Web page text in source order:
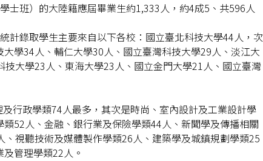
士班）的大陸籍應屆畢業生約1,333人，約4成5、共596人
計錄取學生主要來自以下各校：國立臺北科技大學44人，次
學34人、輔仁大學30人、國立臺灣科技大學29人、淡江大
大學23人、東海大學23人、國立金門大學21人、國立臺灣
行政學類74人最多，其次是時尚、室內設計及工業設計學
52人、金融、銀行業及保險學類44人、新聞學及傳播相關
視聽技術及媒體製作學類26人、建築學及城鎮規劃學類25
管理學類22人。